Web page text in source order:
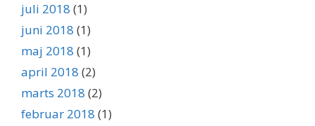
juli 2018 (1)
juni 2018 (1)
maj 2018 (1)
april 2018 (2)
marts 2018 (2)
februar 2018 (1)